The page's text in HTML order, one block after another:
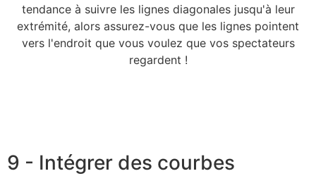
tendance à suivre les lignes diagonales jusqu'à leur
extrémité, alors assurez-vous que les lignes pointent
vers l'endroit que vous voulez que vos spectateurs
regardent !
9 - Intégrer des courbes